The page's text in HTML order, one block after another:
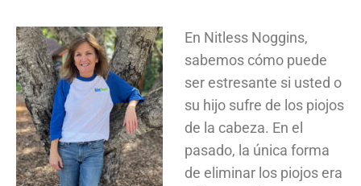
En Nitless Noggins,
sabemos cómo puede
ser estresante si usted o
su hijo sufre de los piojos
de la cabeza. En el
pasado, la única forma
de eliminar los piojos era